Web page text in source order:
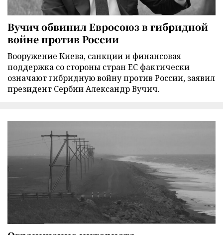
Вучич обвинил Евросоюз в гибридной
войне против России
Вооружение Киева, санкции и финансовая
поддержка со стороны стран ЕС фактически
означают гибридную войну против России, заявил
президент Сербии Александр Вучич.